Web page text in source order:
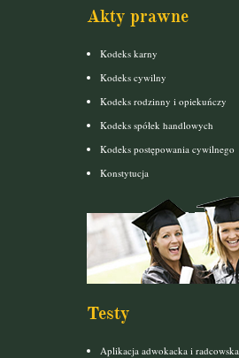
Akty prawne
Kodeks karny
Kodeks cywilny
Kodeks rodzinny i opiekuńczy
Kodeks spółek handlowych
Kodeks postępowania cywilnego
Konstytucja
Testy
Aplikacja adwokacka i radcowska